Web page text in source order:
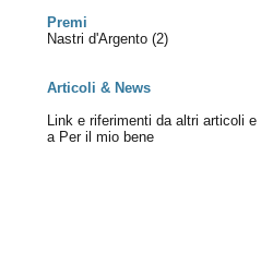
Premi
Nastri d'Argento (2)
Articoli & News
Link e riferimenti da altri articoli e
a Per il mio bene